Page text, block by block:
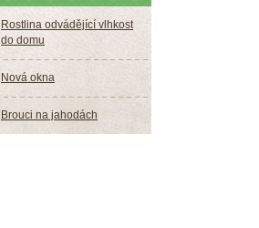
Rostlina odvádějící vlhkost
do domu
Nová okna
Brouci na jahodách